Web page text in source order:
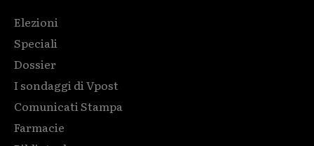
Elezioni
Speciali
Dossier
I sondaggi di Vpost
Comunicati Stampa
Farmacie